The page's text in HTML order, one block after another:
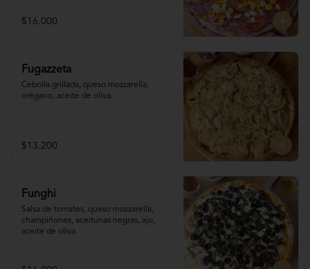
$16.000
Fugazzeta
Cebolla grillada, queso mozzarella,
orégano, aceite de oliva.
$13.200
Funghi
Salsa de tomates, queso mozzarella,
champiñones, aceitunas negras, ajo,
aceite de oliva.